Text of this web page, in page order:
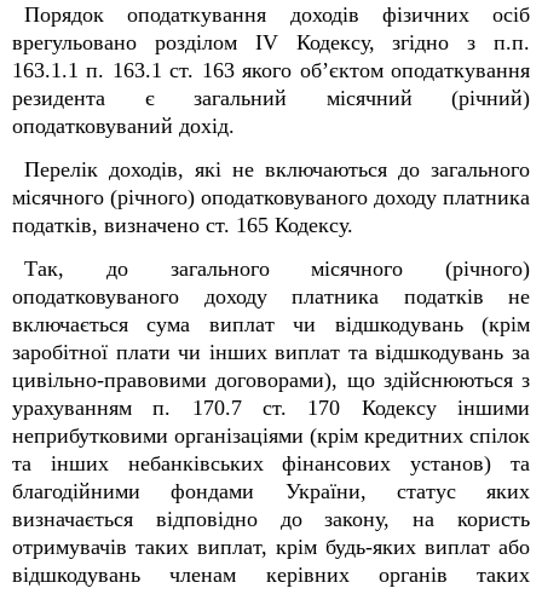
Порядок оподаткування доходів фізичних осіб
врегульовано розділом ІV Кодексу, згідно з п.п.
163.1.1 п. 163.1 ст. 163 якого об’єктом оподаткування
резидента є загальний місячний (річний)
оподатковуваний дохід.
Перелік доходів, які не включаються до загального
місячного (річного) оподатковуваного доходу платника
податків, визначено ст. 165 Кодексу.
Так, до загального місячного (річного)
оподатковуваного доходу платника податків не
включається сума виплат чи відшкодувань (крім
заробітної плати чи інших виплат та відшкодувань за
цивільно-правовими договорами), що здійснюються з
урахуванням п. 170.7 ст. 170 Кодексу іншими
неприбутковими організаціями (крім кредитних спілок
та інших небанківських фінансових установ) та
благодійними фондами України, статус яких
визначається відповідно до закону, на користь
отримувачів таких виплат, крім будь-яких виплат або
відшкодувань членам керівних органів таких